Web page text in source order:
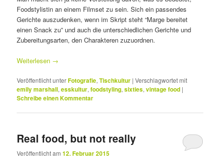
Foodstylistin an einem Filmset zu sein. Sich ein passendes
Gerichte auszudenken, wenn im Skript steht “Marge bereitet
einen Snack zu” und auch die unterschiedlichen Gerichte und
Zubereitungsarten, den Charakteren zuzuordnen.
Weiterlesen →
Veröffentlicht unterFotografie,Tischkultur |Verschlagwortet mit
emily marshall,esskultur,foodstyling,sixties,vintage food |
Schreibe einen Kommentar
Real food, but not really
Veröffentlicht am12. Februar 2015